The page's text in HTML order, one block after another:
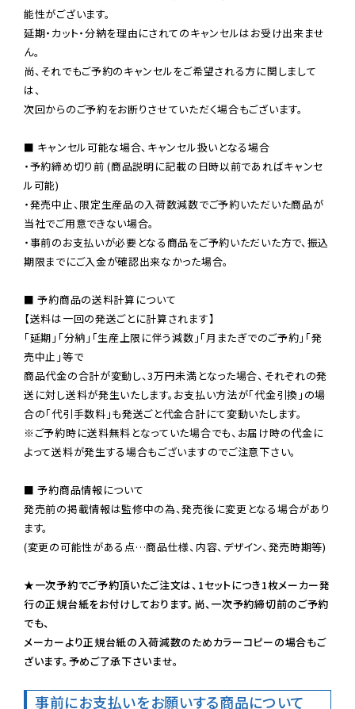
能性がございます。
延期・カット・分納を理由にされてのキャンセルはお受け出来ませ
ん。
尚、それでもご予約のキャンセルをご希望される方に関しまして
は、
次回からのご予約をお断りさせていただく場合もございます。
■ キャンセル可能な場合、キャンセル扱いとなる場合
・予約締め切り前 (商品説明に記載の日時以前であればキャンセ
ル可能)
・発売中止、限定生産品の入荷数減数でご予約いただいた商品が
当社でご用意できない場合。
・事前のお支払いが必要となる商品をご予約いただいた方で、振込
期限までにご入金が確認出来なかった場合。
■ 予約商品の送料計算について
【送料は一回の発送ごとに計算されます】
「延期」「分納」「生産上限に伴う減数」「月またぎでのご予約」「発
売中止」等で
商品代金の合計が変動し、3万円未満となった場合、それぞれの発
送に対し送料が発生いたします。お支払い方法が「代金引換」の場
※ご予約時に送料無料となっていた場合でも、お届け時の代金に
よって送料が発生する場合もございますのでご注意下さい。
■ 予約商品情報について
発売前の掲載情報は監修中の為、発売後に変更となる場合があり
ます。
(変更の可能性がある点…商品仕様、内容、デザイン、発売時期等)
★一次予約でご予約頂いたご注文は、1セットにつき1枚メーカー発
行の正規台紙をお付けしております。尚、一次予約締切前のご予約
でも、
メーカーより正規台紙の入荷減数のためカラーコピーの場合もご
ざいます。予めご了承下さいませ。
事前にお支払いをお願いする商品について